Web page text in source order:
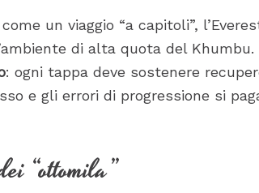
un viaggio “a capitoli”,
di alta quota del
: ogni tappa deve sostenere
e gli errori di progressione si
“ottomila”